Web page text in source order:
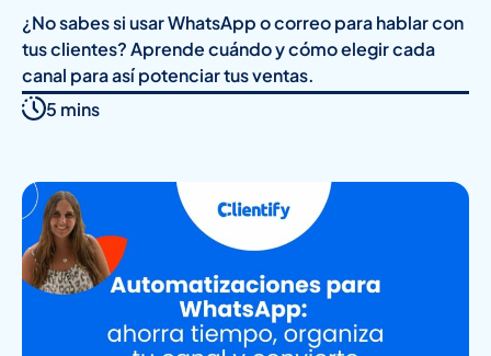
¿No sabes si usar WhatsApp o correo para hablar con
tus clientes? Aprende cuándo y cómo elegir cada
canal para así potenciar tus ventas.
5 mins